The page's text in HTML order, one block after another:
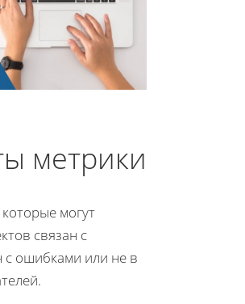
метрики
могут
связан с
с ошибками или не в